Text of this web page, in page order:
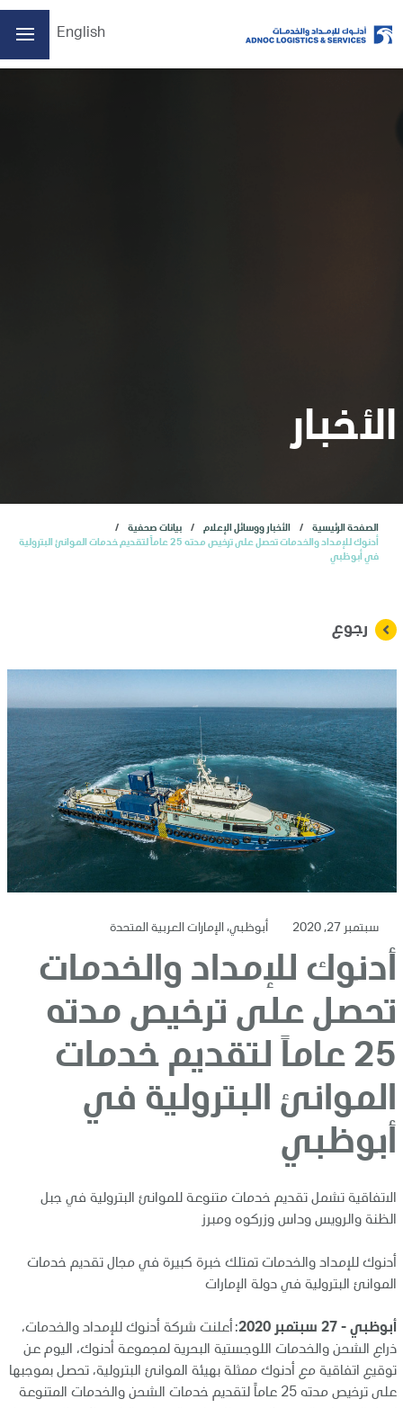
English
المستثمرون
خدمات
تواصل معنا
الأخبار
الصفحة الرئيسية الأخبار ووسائل الإعلام
بيانات صحفية
أدنوك للإمداد والخدمات تحصل على ترخيص مدته 25 عاماً لتقديم خدمات الموانئ البترولية
في أبوظبي
رجوع
سبتمبر 27, 2020 أبوظبي، الإمارات العربية المتحدة
أدنوك للإمداد والخدمات
تحصل على ترخيص مدته
25 عاماً لتقديم خدمات
الموانئ البترولية في
أبوظبي
الاتفاقية تشمل تقديم خدمات متنوعة للموانئ البترولية في جبل
الظنة والرويس وداس وزركوه ومبرز
أدنوك للإمداد والخدمات تمتلك خبرة كبيرة في مجال تقديم خدمات
الموانئ البترولية في دولة الإمارات
أبوظبي - 27 سبتمبر 2020
: أعلنت شركة أدنوك للإمداد والخدمات،
ذراع الشحن والخدمات اللوجستية البحرية لمجموعة أدنوك، اليوم عن
توقيع اتفاقية مع أدنوك ممثلة بهيئة الموانئ البترولية، تحصل بموجبها
على ترخيص مدته 25 عاماً لتقديم خدمات الشحن والخدمات المتنوعة